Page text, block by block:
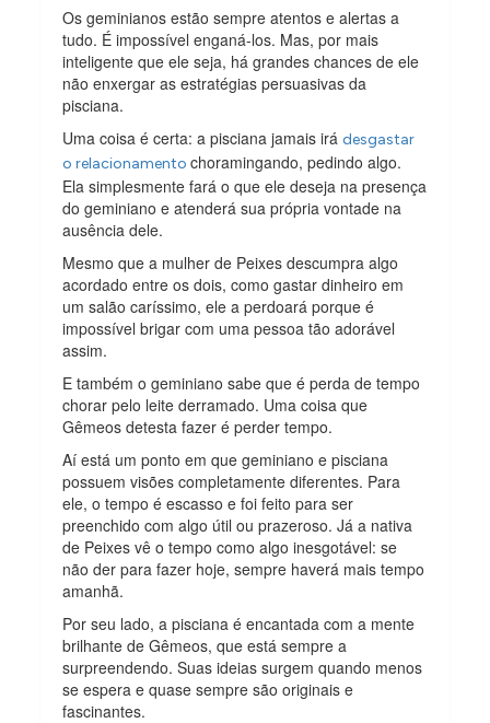
Os geminianos estão sempre atentos e alertas a
tudo. É impossível enganá-los. Mas, por mais
inteligente que ele seja, há grandes chances de ele
não enxergar as estratégias persuasivas da
pisciana.
Uma coisa é certa: a pisciana jamais irádesgastar
o relacionamentochoramingando, pedindo algo.
Ela simplesmente fará o que ele deseja na presença
do geminiano e atenderá sua própria vontade na
ausência dele.
Mesmo que a mulher de Peixes descumpra algo
acordado entre os dois, como gastar dinheiro em
um salão caríssimo, ele a perdoará porque é
impossível brigar com uma pessoa tão adorável
assim.
E também o geminiano sabe que é perda de tempo
chorar pelo leite derramado. Uma coisa que
Gêmeos detesta fazer é perder tempo.
Aí está um ponto em que geminiano e pisciana
possuem visões completamente diferentes. Para
ele, o tempo é escasso e foi feito para ser
preenchido com algo útil ou prazeroso. Já a nativa
de Peixes vê o tempo como algo inesgotável: se
não der para fazer hoje, sempre haverá mais tempo
amanhã.
Por seu lado, a pisciana é encantada com a mente
brilhante de Gêmeos, que está sempre a
surpreendendo. Suas ideias surgem quando menos
se espera e quase sempre são originais e
fascinantes.